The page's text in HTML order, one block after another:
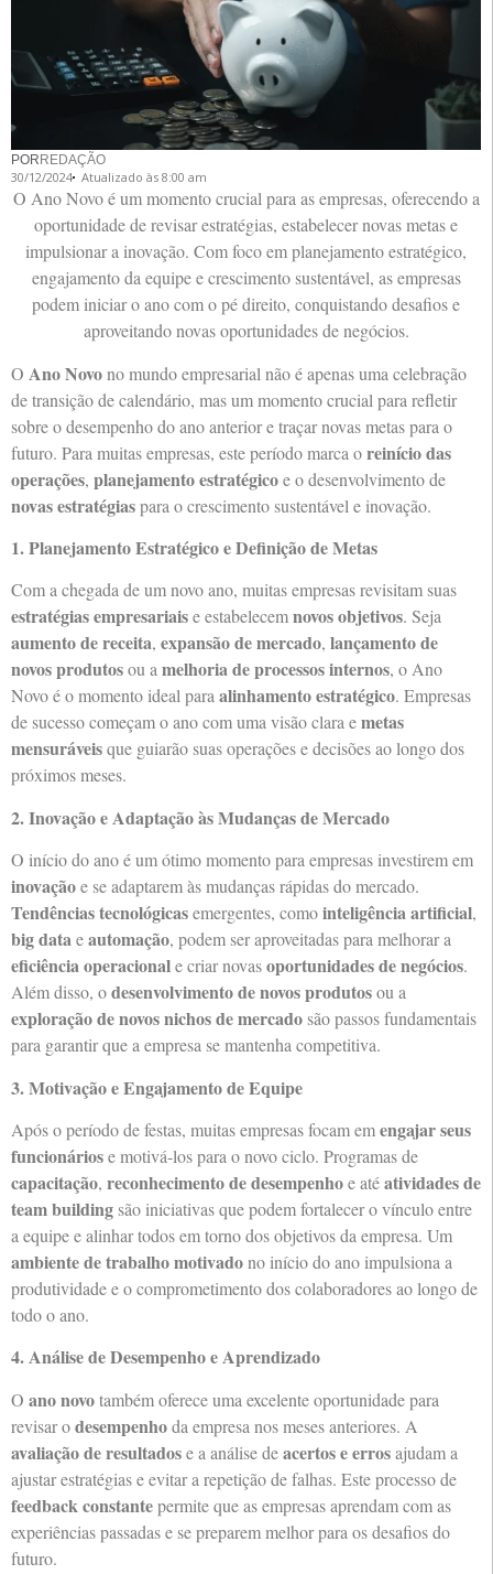
POR REDAÇÃO
30/12/2024 Atualizado às 8:00 am
O Ano Novo é um momento crucial para as empresas, oferecendo a
oportunidade de revisar estratégias, estabelecer novas metas e
impulsionar a inovação. Com foco em planejamento estratégico,
engajamento da equipe e crescimento sustentável, as empresas
podem iniciar o ano com o pé direito, conquistando desafios e
aproveitando novas oportunidades de negócios.
O Ano Novono mundo empresarial não é apenas uma celebração
de transição de calendário, mas um momento crucial para refletir
sobre o desempenho do ano anterior e traçar novas metas para o
futuro. Para muitas empresas, este período marca oreinício das
operações, planejamento estratégicoe o desenvolvimento de
novas estratégiaspara o crescimento sustentável e inovação.
1. Planejamento Estratégico e Definição de Metas
Com a chegada de um novo ano, muitas empresas revisitam suas
estratégias empresariaise estabelecemnovos objetivos. Seja
aumento de receita, expansão de mercado, lançamento de
novos produtosou amelhoria de processos internos, o Ano
Novo é o momento ideal paraalinhamento estratégico. Empresas
de sucesso começam o ano com uma visão clara emetas
mensuráveisque guiarão suas operações e decisões ao longo dos
próximos meses.
2. Inovação e Adaptação às Mudanças de Mercado
O início do ano é um ótimo momento para empresas investirem em
inovaçãoe se adaptarem às mudanças rápidas do mercado.
Tendências tecnológicasemergentes, comointeligência artificial,
big dataeautomação, podem ser aproveitadas para melhorar a
eficiência operacionale criar novasoportunidades de negócios.
Além disso, odesenvolvimento de novos produtosou a
exploração de novos nichos de mercado são passos fundamentais
para garantir que a empresa se mantenha competitiva.
3. Motivação e Engajamento de Equipe
Após o período de festas, muitas empresas focam emengajar seus
funcionáriose motivá-los para o novo ciclo. Programas de
capacitação, reconhecimento de desempenhoe atéatividades de
team building são iniciativas que podem fortalecer o vínculo entre
a equipe e alinhar todos em torno dos objetivos da empresa. Um
ambiente de trabalho motivadono início do ano impulsiona a
produtividade e o comprometimento dos colaboradores ao longo de
todo o ano.
4. Análise de Desempenho e Aprendizado
O ano novotambém oferece uma excelente oportunidade para
revisar odesempenhoda empresa nos meses anteriores. A
avaliação de resultadose a análise deacertos e errosajudam a
ajustar estratégias e evitar a repetição de falhas. Este processo de
feedback constantepermite que as empresas aprendam com as
experiências passadas e se preparem melhor para os desafios do
futuro.